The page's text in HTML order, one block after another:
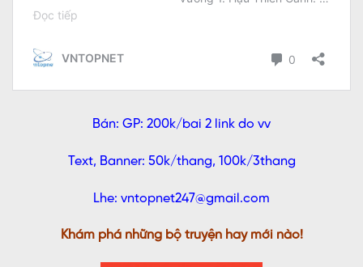
Bán: GP: 200k/bai 2 link do vv
Text, Banner: 50k/thang, 100k/3thang
Lhe: vntopnet247@gmail.com
Khám phá những bộ truyện hay mới nào!